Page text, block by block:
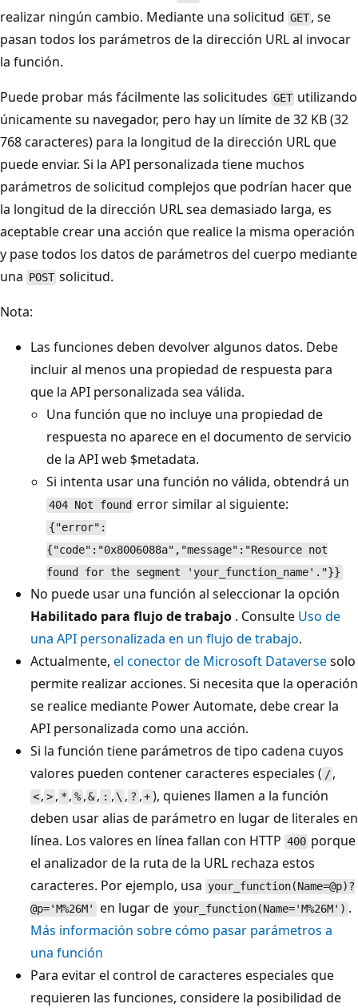
realizar ningún cambio. Mediante una solicitud GET , se
pasan todos los parámetros de la dirección URL al invocar
la función.
Puede probar más fácilmente las solicitudes GET utilizando
únicamente su navegador, pero hay un límite de 32 KB (32
768 caracteres) para la longitud de la dirección URL que
puede enviar. Si la API personalizada tiene muchos
parámetros de solicitud complejos que podrían hacer que
la longitud de la dirección URL sea demasiado larga, es
aceptable crear una acción que realice la misma operación
y pase todos los datos de parámetros del cuerpo mediante
una POST solicitud.
Nota:
Las funciones deben devolver algunos datos. Debe
incluir al menos una propiedad de respuesta para
que la API personalizada sea válida.
Una función que no incluye una propiedad de
respuesta no aparece en el documento de servicio
de la API web $metadata.
Si intenta usar una función no válida, obtendrá un
404 Not found error similar al siguiente:
{"error":
{"code":"0x8006088a","message":"Resource not
found for the segment 'your_function_name'."}}
No puede usar una función al seleccionar la opción
Habilitado para flujo de trabajo . Consulte Uso de
una API personalizada en un flujo de trabajo.
Actualmente, el conector de Microsoft Dataversesolo
permite realizar acciones. Si necesita que la operación
se realice mediante Power Automate, debe crear la
API personalizada como una acción.
Si la función tiene parámetros de tipo cadena cuyos
valores pueden contener caracteres especiales ( / ,
< ,>, * ,%, & , : , \ , ? , +), quienes llamen a la función
deben usar alias de parámetro en lugar de literales en
línea. Los valores en línea fallan con HTTP 400 porque
el analizador de la ruta de la URL rechaza estos
caracteres. Por ejemplo, usa your_function(Name=@p)?
@p='M%26M'
en lugar de your_function(Name='M%26M') .
Más información sobre cómo pasar parámetros a
una función
Para evitar el control de caracteres especiales que
requieren las funciones, considere la posibilidad de